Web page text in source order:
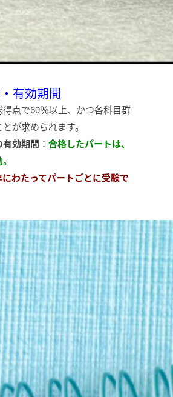
有効期間
得点で60％以上、かつ各科目群
が求められます。
効期間 ： 合格したパートは、
わたってパートごとに受験で